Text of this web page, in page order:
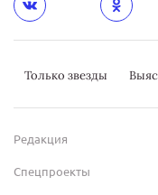
Только звезды
Редакция
Спецпроекты